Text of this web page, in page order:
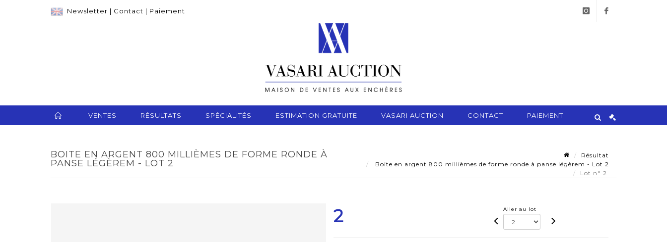
Newsletter | Contact | Paiement
VENTES RÉSULTATS SPÉCIALITÉS ESTIMATION GRATUITE VASARI AUCTION CONTACT PAIEMENT
BOITE EN ARGENT 800 MILLIÈMES DE FORME RONDE À
PANSE LÉGÈREM - LOT 2
Résultat
Boite en argent 800 millièmes de forme ronde à panse légèrem - Lot 2
Lot n° 2
2 Aller au lot